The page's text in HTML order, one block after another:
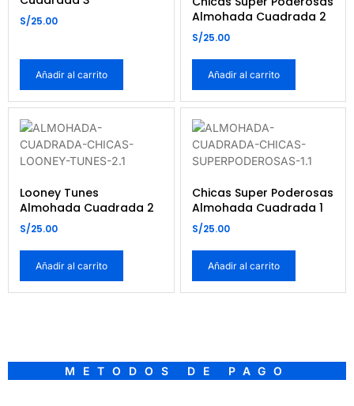
S/25.00
Añadir al carrito
Almohada Cuadrada 2
S/25.00
Añadir al carrito
Looney Tunes
Almohada Cuadrada 2
S/25.00
Añadir al carrito
Chicas Super Poderosas
Almohada Cuadrada 1
S/25.00
Añadir al carrito
METODOS DE PAGO